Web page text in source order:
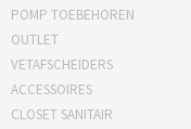
POMP TOEBEHOREN
OUTLET
VETAFSCHEIDERS
ACCESSOIRES
CLOSET SANITAIR